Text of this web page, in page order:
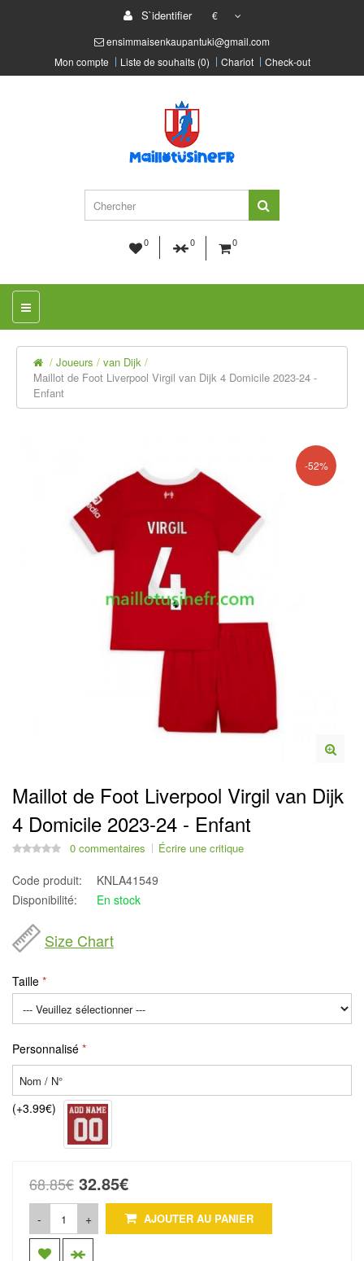
S`identifier
€
ensimmaisenkaupantuki@gmail.com
Mon compte
Liste de souhaits (0) Chariot Check-out
0 0 0
Joueurs
van Dijk
Maillot de Foot Liverpool Virgil van Dijk 4 Domicile 2023-24 -
Enfant
-52%
Maillot de Foot Liverpool Virgil van Dijk
4 Domicile 2023-24 - Enfant
0 commentaires Écrire une critique
Code produit:
KNLA41549
Disponibilité:
En stock
Size Chart
Taille
Personnalisé
(+3.99€)
68.85€ 32.85€
- + AJOUTER AU PANIER